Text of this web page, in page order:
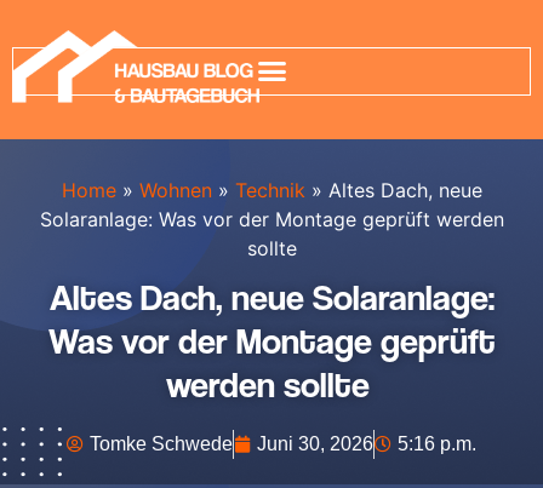
Home » Wohnen » Technik » Altes Dach, neue
Solaranlage: Was vor der Montage geprüft werden
sollte
Altes Dach, neue Solaranlage:
Was vor der Montage geprüft
werden sollte
Tomke Schwede Juni 30, 2026 5:16 p.m.